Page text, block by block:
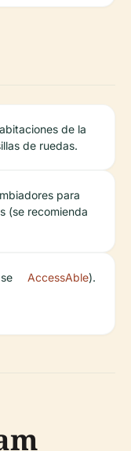
de la
de ruedas.
para
(se recomienda
AccessAble).